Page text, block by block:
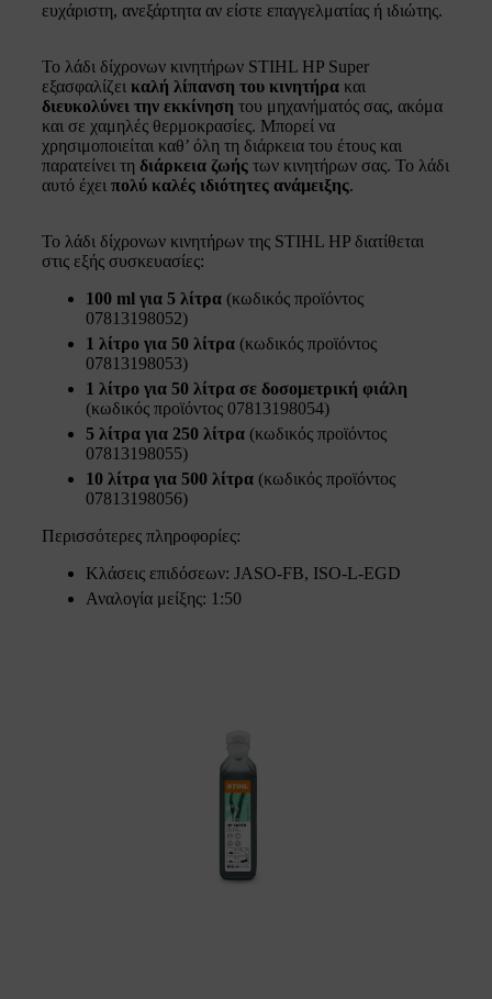
ευχάριστη, ανεξάρτητα αν είστε επαγγελματίας ή ιδιώτης.
Το λάδι δίχρονων κινητήρων STIHL HP Super
εξασφαλίζει καλή λίπανση του κινητήρα και
διευκολύνει την εκκίνηση του μηχανήματός σας, ακόμα
και σε χαμηλές θερμοκρασίες. Μπορεί να
χρησιμοποιείται καθ’ όλη τη διάρκεια του έτους και
παρατείνει τη διάρκεια ζωής των κινητήρων σας. Το λάδι
αυτό έχει πολύ καλές ιδιότητες ανάμειξης.
Το λάδι δίχρονων κινητήρων της STIHL HP διατίθεται
στις εξής συσκευασίες:
100 ml για 5 λίτρα (κωδικός προϊόντος
07813198052)
1 λίτρο για 50 λίτρα (κωδικός προϊόντος
07813198053)
1 λίτρο για 50 λίτρα σε δοσομετρική φιάλη
(κωδικός προϊόντος 07813198054)
5 λίτρα για 250 λίτρα (κωδικός προϊόντος
07813198055)
10 λίτρα για 500 λίτρα (κωδικός προϊόντος
07813198056)
Περισσότερες πληροφορίες:
Κλάσεις επιδόσεων: JASO-FB, ISO-L-EGD
Αναλογία μείξης: 1:50